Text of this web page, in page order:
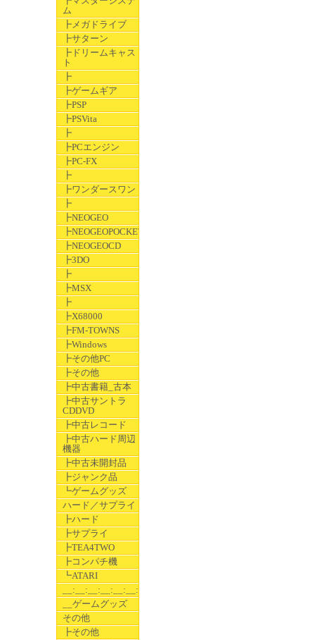
ム
┣メガドライブ
┣サターン
┣ドリームキャス
ト
┣
┣ゲームギア
┣PSP
┣PSVita
┣
┣PCエンジン
┣PC-FX
┣
┣ワンダースワン
┣
┣NEOGEO
┣NEOGEOPOCKET
┣NEOGEOCD
┣3DO
┣
┣MSX
┣
┣X68000
┣FM-TOWNS
┣Windows
┣その他PC
┣その他
┣中古書籍_古本
┣中古サントラ
CDDVD
┣中古レコード
┣中古ハード周辺
機器
┣中古未開封品
┣ジャンク品
┗ゲームグッズ
ハード／サプライ
┣ハード
┣サプライ
┣TEA4TWO
┣コンパチ機
┗ATARI
__:__:__:__:__:__:__
__ゲームグッズ
その他
┣その他